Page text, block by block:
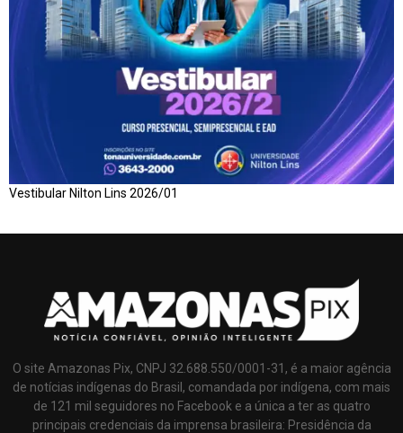
Vestibular Nilton Lins 2026/01
O site Amazonas Pix, CNPJ 32.688.550/0001-31, é a maior agência
de notícias indígenas do Brasil, comandada por indígena, com mais
de 121 mil seguidores no Facebook e a única a ter as quatro
principais credenciais da imprensa brasileira: Presidência da